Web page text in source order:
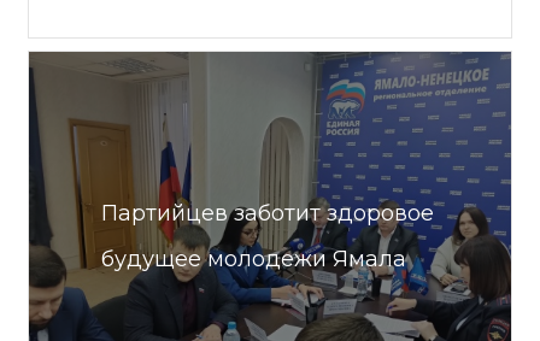
Партийцев заботит здоровое
будущее молодежи Ямала